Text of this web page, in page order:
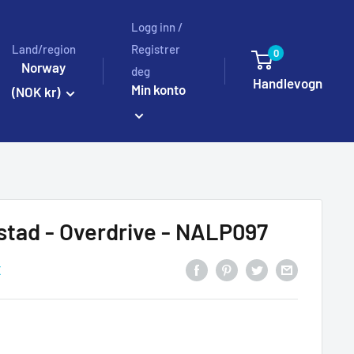
Land/region
Norway
(NOK kr)
Logg inn /
Registrer
deg
Min konto
0
Handlevogn
- Overdrive - NALP097